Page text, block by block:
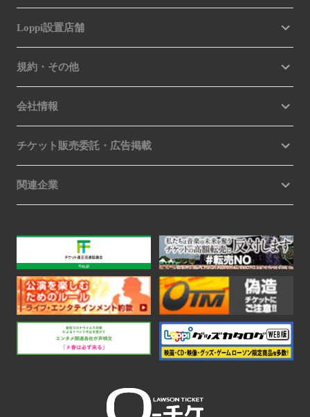
Loppi設置店舗
規約・その他
会社情報
チケット販売委託・広告掲載
関連企業